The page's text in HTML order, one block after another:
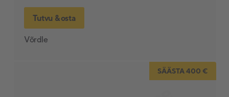
Tutvu & osta
Võrdle
SÄÄSTA 400 €